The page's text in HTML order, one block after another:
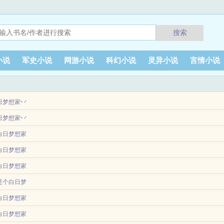
搜索
说 军史小说 网游小说 科幻小说 灵异小说 言情小说
梦想家丷
进了曾经看的一本叫做清婉飞升路的小说中，成了里面的工具人女配。女主携手
梦想家丷
，发现自己穿进某看过的小说中，成了里面同名同姓的路人甲。开篇就因魔修来
日梦想家
他的身体，而这一世他携带着系统归来，有一周的时间好好准备末日的生存，并
他的人！...
日梦想家
极寒降临，全球冰封我的物资每天发放美女为了口吃的就会送上门为了面包，高
日梦想家
门缓缓打开，从里伸展出一个升降台，正缓缓地靠近地面。上面站着两个人，不
条锁链，而锁链的另一...
个白日梦
想家
大唐的风吹向了首尔的夜完本阅读大唐的风吹向了首尔的夜txt下载大唐的风吹向
日梦想家
京城顶级财阀大少，开局便将屠刀对准了气运之子龙王聂峥。他没有选择无脑硬
日梦想家